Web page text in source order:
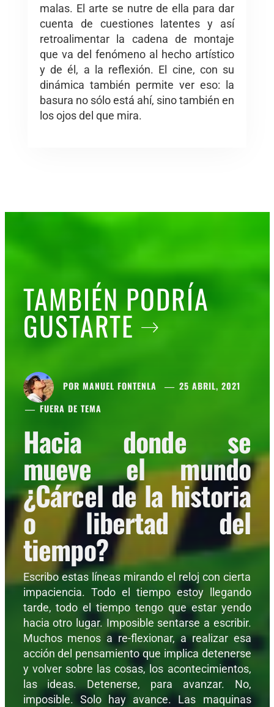
malas. El arte se nutre de ella para dar
cuenta de cuestiones latentes y así
retroalimentar la cadena de montaje
que va del fenómeno al hecho artístico
y de él, a la reflexión. El cine, con su
dinámica también permite ver eso: la
basura no sólo está ahí, sino también en
los ojos del que mira.
TAMBIÉN PODRÍA
GUSTARTE
POR MANUEL FONTENLA
25 ABRIL, 2021
FUERA DE TEMA
Hacia donde se
mueve el mundo
¿Cárcel de la historia
o libertad del
tiempo?
Escribo estas líneas mirando el reloj con cierta
impaciencia. Todo el tiempo estoy llegando
tarde, todo el tiempo tengo que estar yendo
hacia otro lugar. Imposible sentarse a escribir.
Muchos menos a re-flexionar, a realizar esa
acción del pensamiento que implica detenerse
y volver sobre las cosas, los acontecimientos,
las ideas. Detenerse, para avanzar. No,
imposible. Solo hay avance. Las maquinas